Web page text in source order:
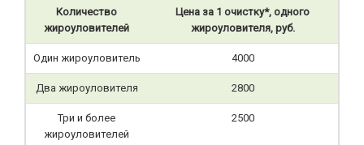
Количество
жироуловителей
Цена за 1 очистку*, одного
жироуловителя, руб.
Один жироуловитель 4000
Два жироуловителя 2800
Три и более
жироуловителей
2500